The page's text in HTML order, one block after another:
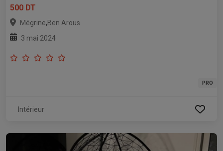
500 DT
Mégrine,Ben Arous
3 mai 2024
PRO
Intérieur